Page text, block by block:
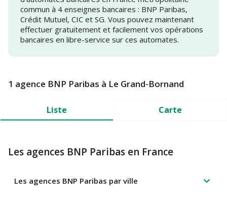
commun à 4 enseignes bancaires : BNP Paribas,
Crédit Mutuel, CIC et SG. Vous pouvez maintenant
effectuer gratuitement et facilement vos opérations
bancaires en libre-service sur ces automates.
1 agence BNP Paribas à Le Grand-Bornand
Liste Carte
Les agences BNP Paribas en France
Les agences BNP Paribas par ville